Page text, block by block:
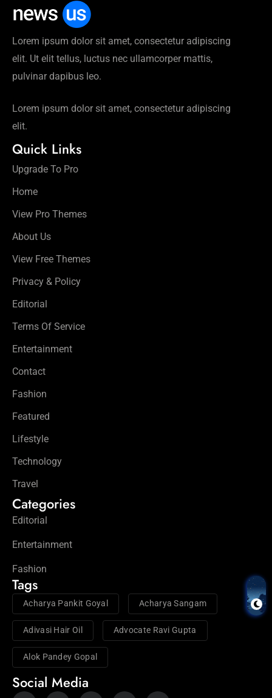
Lorem ipsum dolor sit amet, consectetur adipiscing
elit. Ut elit tellus, luctus nec ullamcorper mattis,
pulvinar dapibus leo.
Lorem ipsum dolor sit amet, consectetur adipiscing
elit.
Quick Links
Upgrade To Pro
Home
View Pro Themes
About Us
View Free Themes
Privacy & Policy
Editorial
Terms Of Service
Entertainment
Contact
Fashion
Featured
Lifestyle
Technology
Travel
Categories
Editorial
Entertainment
Fashion
Tags
Acharya Pankit Goyal Acharya Sangam
Adivasi Hair Oil Advocate Ravi Gupta
Alok Pandey Gopal
Social Media